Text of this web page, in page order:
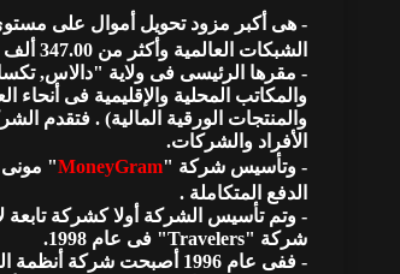
- هى أكبر مزود تحويل أموال على
الشبكات العالمية وأكثر من 347.00 ألف مكتب وكيل.
- مقرها الرئيسى فى ولاية "دالاس,
والمكاتب المحلية والإقليمية فى أنحاء
والمنتجات الورقية المالية) . فتقدم
الأفراد والشركات.
- وتأسيس شركة "MoneyGram
الدفع المتكاملة .
- وتم تأسيس الشركة أولا كشركة
شركة "Travelers" فى عام 1998.
- ففى عام 1996 أصبحت